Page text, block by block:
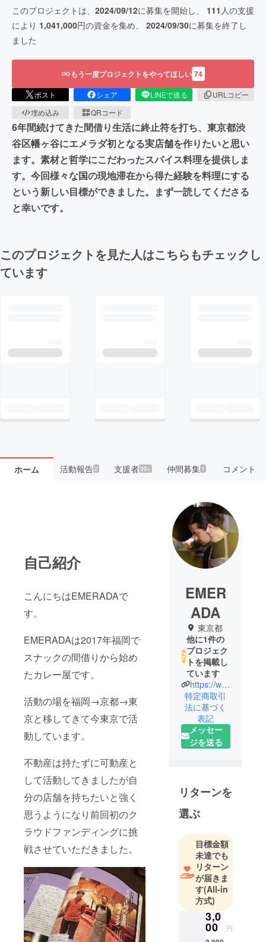
このプロジェクトは、 2024/09/12に募集を開始し、 111 人の支援
により 1,041,000円の資金を集め、 2024/09/30に募集を終了し
ました
もう一度プロジェクトをやってほしい 74
ポスト シェア LINEで送る
URLコピー
埋め込み
QRコード
6年間続けてきた間借り生活に終止符を打ち、東京都渋
谷区幡ヶ谷にエメラダ初となる実店舗を作りたいと思い
ます。素材と哲学にこだわったスパイス料理を提供しま
す。今回様々な国の現地滞在から得た経験を料理にする
という新しい目標ができました。まず一読してくださる
と幸いです。
このプロジェクトを見た人はこちらもチェックし
ています
ホーム 活動報告2 支援者99+ 仲間募集 1 コメント
自己紹介
こんにちはEMERADAで
す。
EMERADAは2017年福岡で
スナックの間借りから始め
たカレー屋です。
活動の場を福岡→京都→東
京と移してきて今東京で活
動しています。
不動産は持たずに可動産と
して活動してきましたが自
分の店舗を持ちたいと強く
思うようになり前回初のク
ラウドファンディングに挑
戦させていただきました。
EMER
ADA
東京都
他に1件の
プロジェク
トを掲載し
ています
https://www.instagram.com/emerada_curry/
特定商取引
法に基づく
表記
メッセー
ジを送る
リターンを
選ぶ
目標金額
未達でも
リターン
が届きま
す(All-in
方式)
3,0
00 円